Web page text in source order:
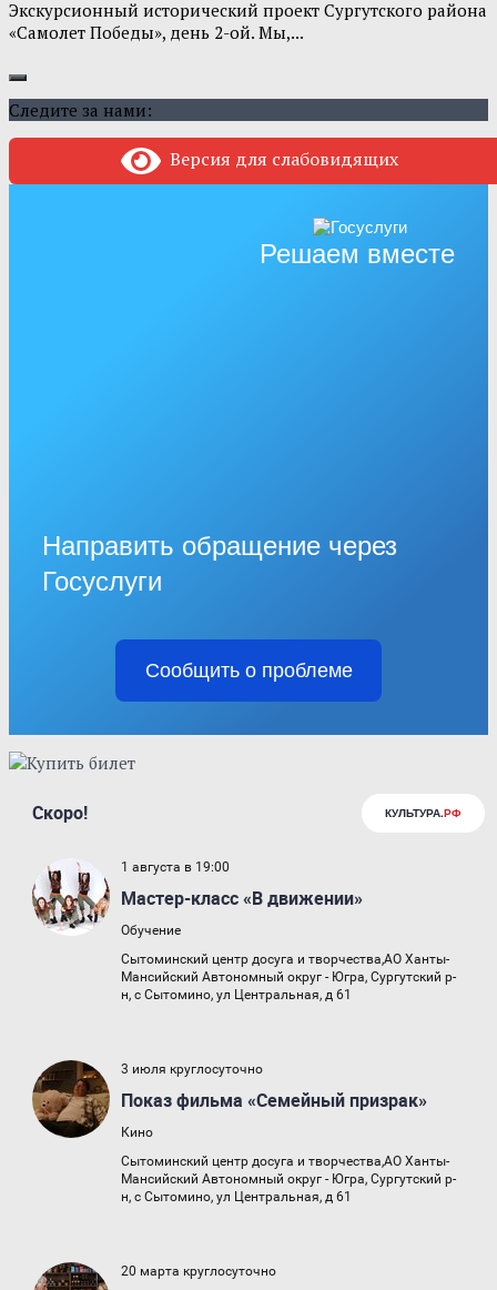
Экскурсионный исторический проект Сургутского района
«Самолет Победы», день 2-ой. Мы,...
Следите за нами:
Версия для слабовидящих
Решаем вместе
Направить обращение через
Госуслуги
Сообщить о проблеме